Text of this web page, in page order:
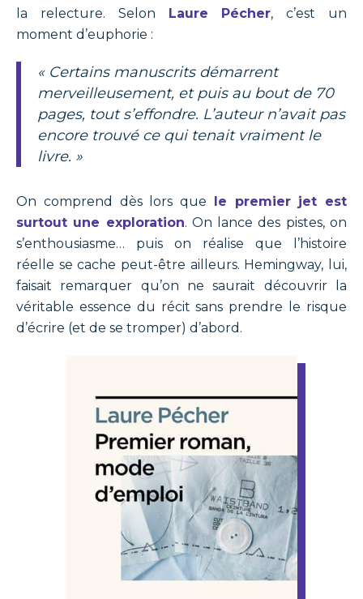
la relecture. Selon Laure Pécher, c’est un
moment d’euphorie :
« Certains manuscrits démarrent
merveilleusement, et puis au bout de 70
pages, tout s’effondre. L’auteur n’avait pas
encore trouvé ce qui tenait vraiment le
livre. »
On comprend dès lors que le premier jet est
surtout une exploration. On lance des pistes, on
s’enthousiasme… puis on réalise que l’histoire
réelle se cache peut-être ailleurs. Hemingway, lui,
faisait remarquer qu’on ne saurait découvrir la
véritable essence du récit sans prendre le risque
d’écrire (et de se tromper) d’abord.